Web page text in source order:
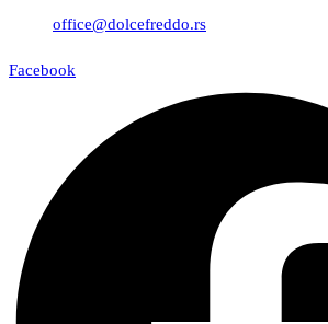
office@dolcefreddo.rs
Facebook